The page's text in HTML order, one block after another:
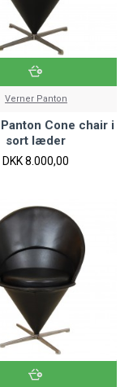
Verner Panton
Cone chair i
sort læder
DKK 8.000,00